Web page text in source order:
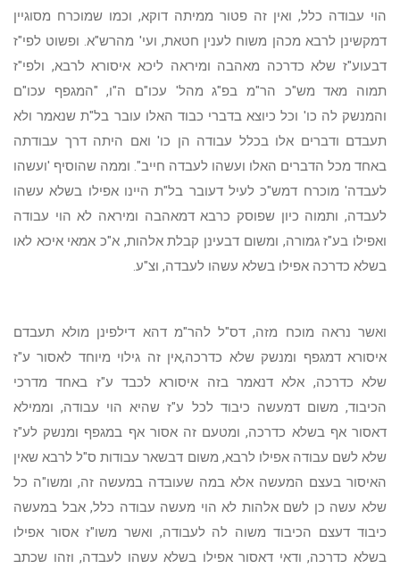
הוי עבודה כלל, ואין זה פטור ממיתה דוקא, וכמו שמוכרח מסוגיין
דמקשינן לרבא מכהן משוח לענין חטאת, ועי' מהרש"א. ופשוט לפי"ז
דבעוע"ז שלא כדרכה מאהבה ומיראה ליכא איסורא לרבא, ולפי"ז
תמוה מאד מש"כ הר"מ בפ"ג מהל' עכו"ם ה"ו, "המגפף עכו"ם
והמנשק לה כו' וכל כיוצא בדברי כבוד האלו עובר בל"ת שנאמר ולא
תעבדם ודברים אלו בכלל עבודה הן כו' ואם היתה דרך עבודתה
באחד מכל הדברים האלו ועשהו לעבדה חייב". וממה שהוסיף 'ועשהו
לעבדה' מוכרח דמש"כ לעיל דעובר בל"ת היינו אפילו בשלא עשהו
לעבדה, ותמוה כיון שפוסק כרבא דמאהבה ומיראה לא הוי עבודה
ואפילו בע"ז גמורה, ומשום דבעינן קבלת אלהות, א"כ אמאי איכא לאו
בשלא כדרכה אפילו בשלא עשהו לעבדה, וצ"ע.
ואשר נראה מוכח מזה, דס"ל להר"מ דהא דילפינן מולא תעבדם
איסורא דמגפף ומנשק שלא כדרכה,אין זה גילוי מיוחד לאסור ע"ז
שלא כדרכה, אלא דנאמר בזה איסורא לכבד ע"ז באחד מדרכי
הכיבוד, משום דמעשה כיבוד לכל ע"ז שהיא הוי עבודה, וממילא
דאסור אף בשלא כדרכה, ומטעם זה אסור אף במגפף ומנשק לע"ז
שלא לשם עבודה אפילו לרבא, משום דבשאר עבודות ס"ל לרבא שאין
האיסור בעצם המעשה אלא במה שעובדה במעשה זה, ומשו"ה כל
שלא עשה כן לשם אלהות לא הוי מעשה עבודה כלל, אבל במעשה
כיבוד דעצם הכיבוד משוה לה לעבודה, ואשר משו"ז אסור אפילו
בשלא כדרכה, ודאי דאסור אפילו בשלא עשהו לעבדה, וזהו שכתב